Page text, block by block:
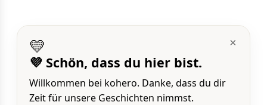
×
💛
💜 Schön, dass du hier bist.
Willkommen bei kohero. Danke, dass du dir
Zeit für unsere Geschichten nimmst.